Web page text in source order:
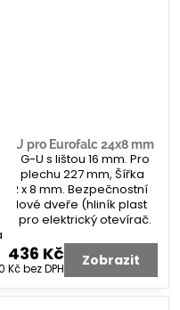
U pro Eurofalc 24x8 mm
G-U s lištou 16 mm. Pro
plechu 227 mm, Šířka
2 x 8 mm. Bezpečnostní
dveře (hliník plast
pro elektrický otevírač.
436 Kč
Kčbez DPH Zobrazit